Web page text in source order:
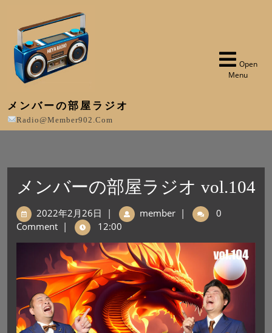
メンバーの部屋ラジオ
Radio@member902.com
Open
Menu
メンバーの部屋ラジオ vol.104
2022年2月26日 | member |
0
Comment | 12:00